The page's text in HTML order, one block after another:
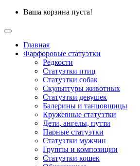
Ваша корзина пуста!
Главная
Фарфоровые статуэтки
Редкости
Cтатуэтки птиц
Cтатуэтки собак
Скульптуры животных
Статуэтки девушек
Балерины и танцовщицы
Кружевные статуэтки
Дети, ангелы, путти
Парные статуэтки
Статуэтки мужчин
Группы и композиции
Статуэтки кошек